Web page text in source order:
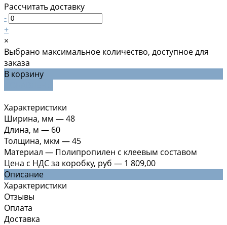
Рассчитать доставку
-
+
×
Выбрано максимальное количество, доступное для
заказа
В корзину
Характеристики
Ширина, мм —48
Длина, м — 60
Толщина, мкм —45
Материал — Полипропилен с клеевым составом
Цена с НДС за коробку, руб — 1 809,00
Описание
Характеристики
Отзывы
Оплата
Доставка